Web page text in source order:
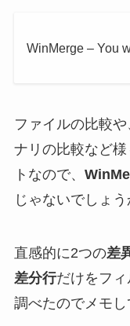
WinMerge – You
ファイルの比較
ナリの比較など
トなので、
じゃないでしょう
直感的に2つの差
差分行だけをフ
調べたのでメモし